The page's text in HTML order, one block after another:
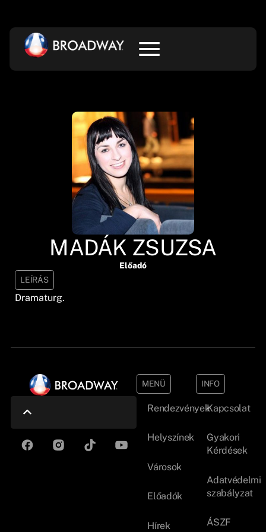
MADÁK ZSUZSA
Előadó
LEÍRÁS
Dramaturg.
MENÜ
Rendezvények
Helyszínek
Városok
Előadók
Hírek
INFO
Kapcsolat
Gyakori
Kérdések
Adatvédelmi
szabályzat
ÁSZF